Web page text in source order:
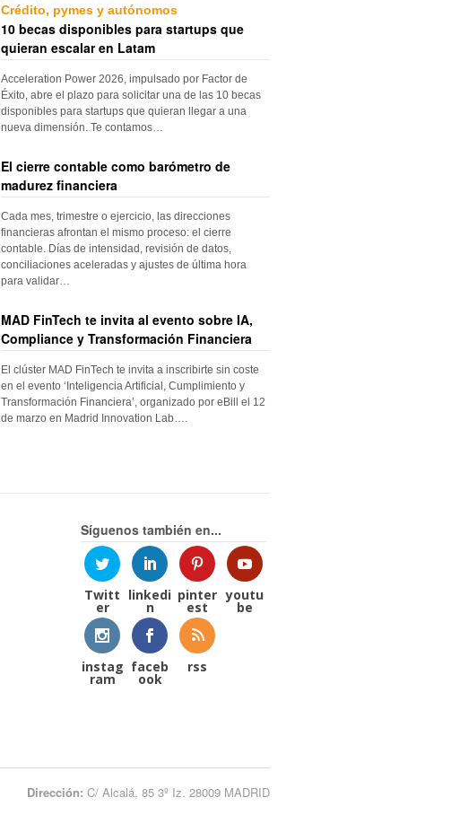
Crédito, pymes y autónomos
10 becas disponibles para startups que
quieran escalar en Latam
Acceleration Power 2026, impulsado por Factor de
Éxito, abre el plazo para solicitar una de las 10 becas
disponibles para startups que quieran llegar a una
nueva dimensión. Te contamos…
El cierre contable como barómetro de
madurez financiera
Cada mes, trimestre o ejercicio, las direcciones
financieras afrontan el mismo proceso: el cierre
contable. Días de intensidad, revisión de datos,
conciliaciones aceleradas y ajustes de última hora
para validar…
MAD FinTech te invita al evento sobre IA,
Compliance y Transformación Financiera
El clúster MAD FinTech te invita a inscribirte sin coste
en el evento ‘Inteligencia Artificial, Cumplimiento y
Transformación Financiera’, organizado por eBill el 12
de marzo en Madrid Innovation Lab….
Síguenos también en...
Twitt
er
linkedi
n
pinter
est
youtu
be
instag
ram
faceb
ook
rss
Dirección: C/ Alcalá, 85 3º Iz. 28009 MADRID